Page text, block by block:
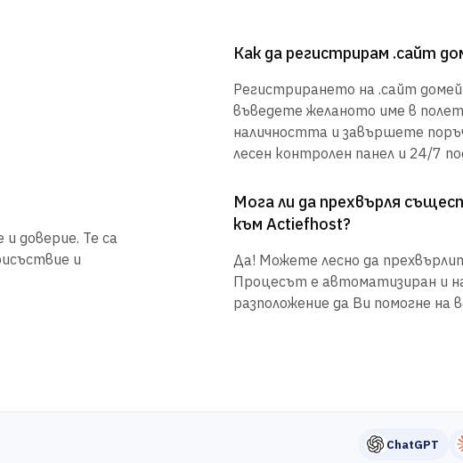
Как да регистрирам .сайт
Регистрирането на .сайт
въведете желаното име в
наличността и завършете
лесен контролен панел и 24/7
доверие. Те са
и
Мога ли да прехвърля
към Actiefhost?
Да! Можете лесно да
Процесът е автоматизиран и
разположение да Ви помогне на
ChatGPT